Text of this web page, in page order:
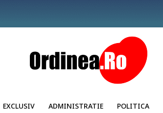
EXCLUSIV ADMINISTRATIE POLITICA